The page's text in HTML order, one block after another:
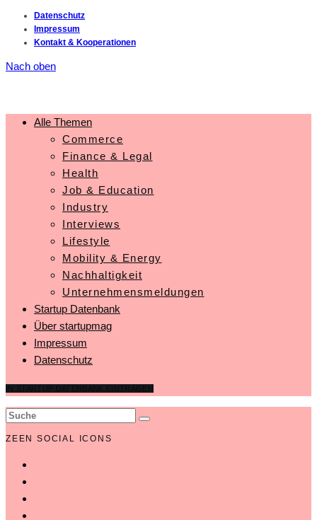
Datenschutz
Impressum
Kontakt & Kooperationen
Nach oben
Alle Themen
Commerce
Finance & Legal
Health
Job & Education
Industry
Interviews
Lifestyle
Mobility & Energy
Nachhaltigkeit
Unternehmensmeldungen
Startup Datenbank
Über startupmag
Impressum
Datenschutz
ZEEN SOCIAL ICONS